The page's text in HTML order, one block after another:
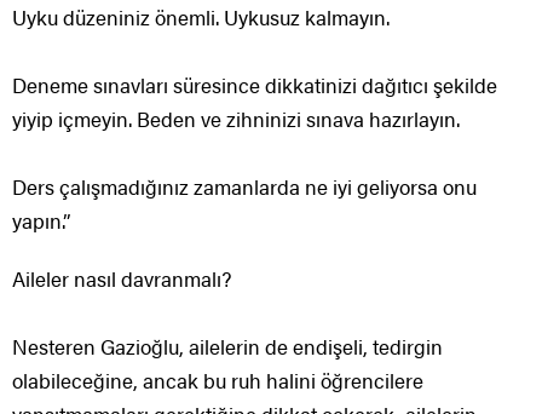
Uyku düzeniniz önemli. Uykusuz kalmayın.
Deneme sınavları süresince dikkatinizi dağıtıcı şekilde
yiyip içmeyin. Beden ve zihninizi sınava hazırlayın.
Ders çalışmadığınız zamanlarda ne iyi geliyorsa onu
yapın.”
Aileler nasıl davranmalı?
Nesteren Gazioğlu, ailelerin de endişeli, tedirgin
olabileceğine, ancak bu ruh halini öğrencilere